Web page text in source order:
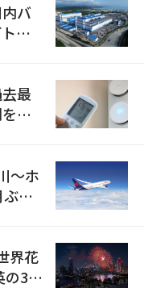
バ
ン
最
点
〜ホ
り
界花
3カ